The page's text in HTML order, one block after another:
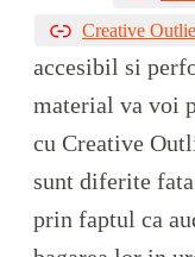
Creative
accesibil si
material va voi
cu Creative
sunt diferite fata
prin faptul ca